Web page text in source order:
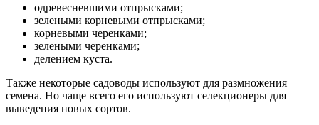
одревесневшими отпрысками;
зелеными корневыми отпрысками;
корневыми черенками;
зелеными черенками;
делением куста.
Также некоторые садоводы используют для размножения
семена. Но чаще всего его используют селекционеры для
выведения новых сортов.